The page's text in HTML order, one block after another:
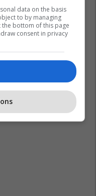
data on the basis
to by managing
bottom of this page
consent in privacy